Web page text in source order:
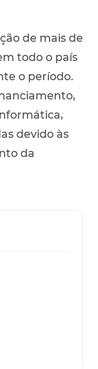
de mais de
todo o país
o período.
devido às
da